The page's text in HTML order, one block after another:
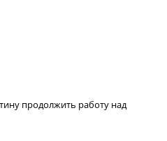
продолжить работу над